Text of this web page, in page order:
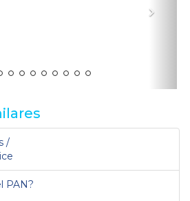
/
PAN?